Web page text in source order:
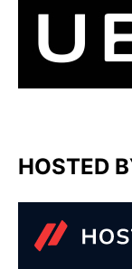
HOSTED